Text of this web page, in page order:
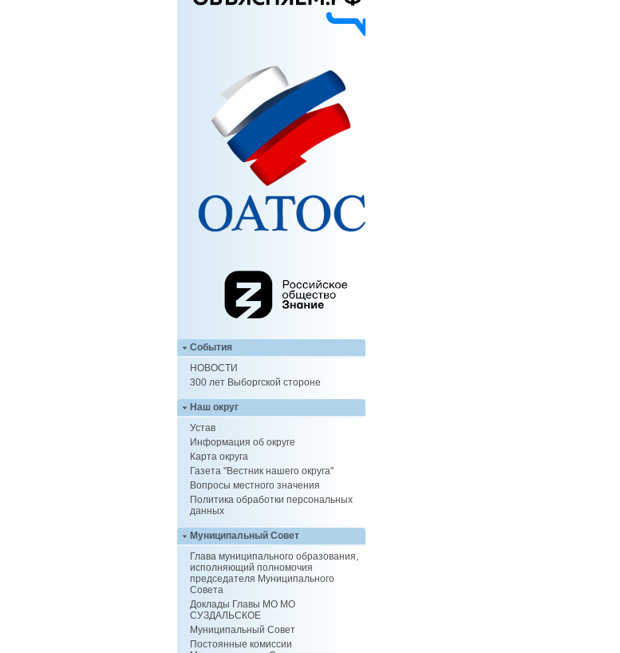
События
НОВОСТИ
300 лет Выборгской стороне
Наш округ
Устав
Информация об округе
Карта округа
Газета "Вестник нашего округа"
Вопросы местного значения
Политика обработки персональных
данных
Муниципальный Совет
Глава муниципального образования,
исполняющий полномочия
председателя Муниципального
Совета
Доклады Главы МО МО
СУЗДАЛЬСКОЕ
Муниципальный Совет
Постоянные комиссии